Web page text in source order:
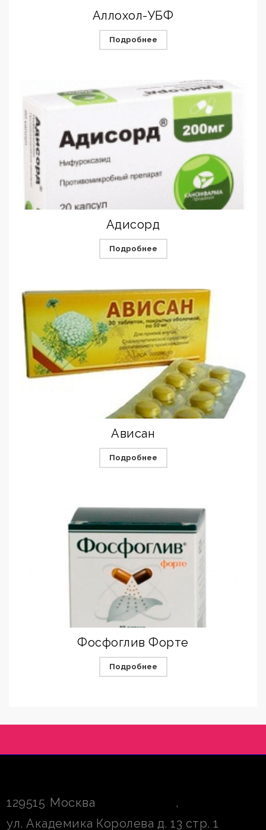
Аллохол-УБФ
Подробнее
Адисорд
Подробнее
Ависан
Подробнее
Фосфоглив Форте
Подробнее
129515 Москва
,
ул. Академика Королева д. 13 стр. 1